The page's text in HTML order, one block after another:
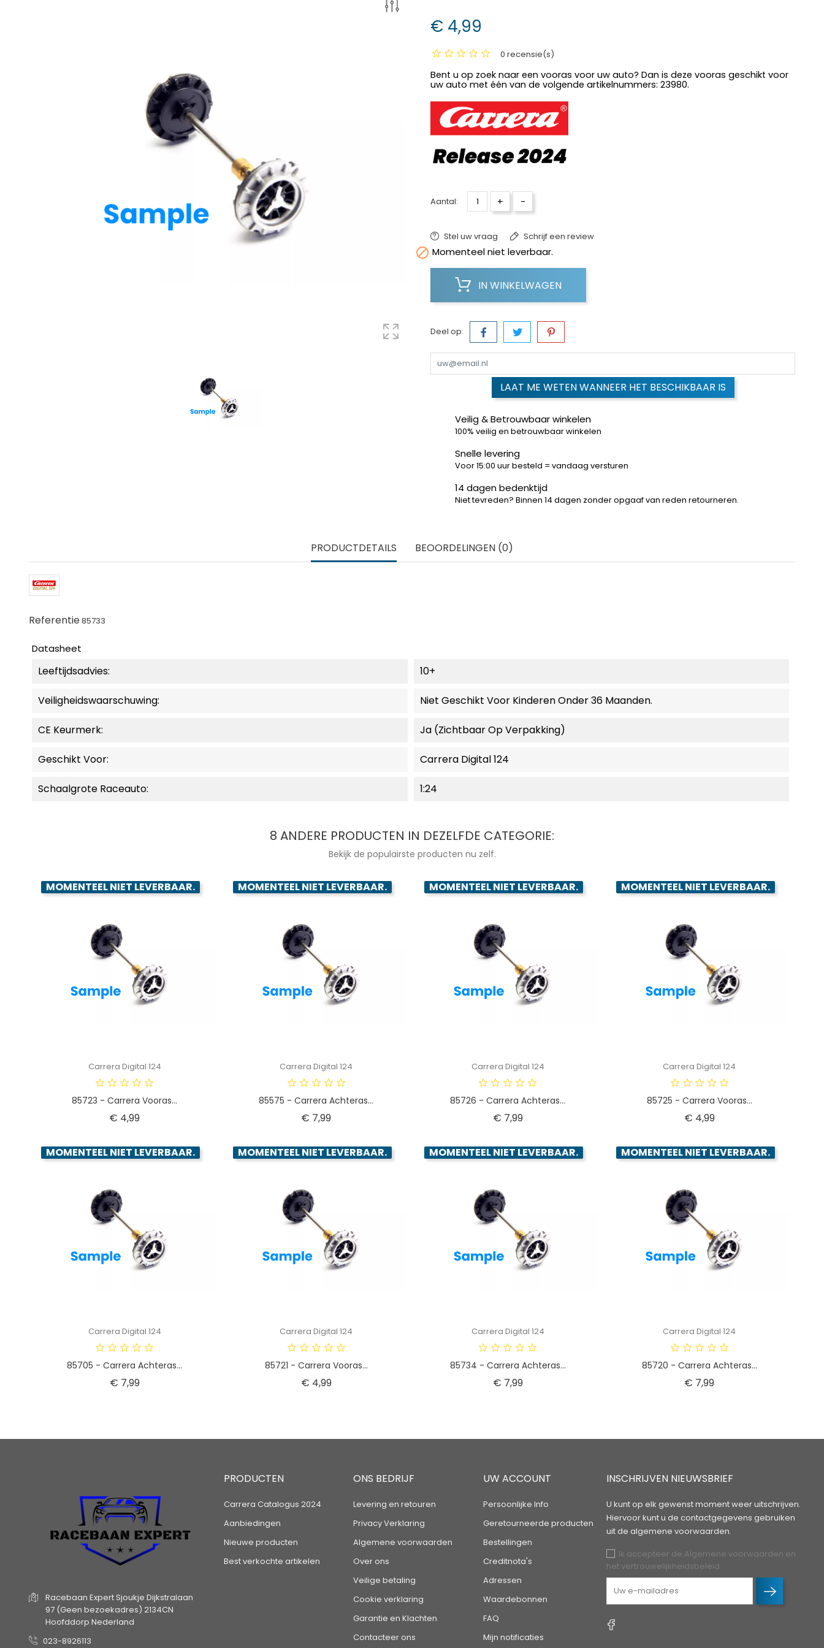
€ 4,99
0 recensie(s)
Bent u op zoek naar een vooras voor uw auto? Dan is deze vooras geschikt voor
uw auto met één van de volgende artikelnummers: 23980.
Aantal: + -
Stel uw vraag Schrijf een review
 Momenteel niet leverbaar.
IN WINKELWAGEN
Deel op:
LAAT ME WETEN WANNEER HET BESCHIKBAAR IS
Veilig & Betrouwbaar winkelen
100% veilig en betrouwbaar winkelen
Snelle levering
Voor 15:00 uur besteld = vandaag versturen
14 dagen bedenktijd
Niet tevreden? Binnen 14 dagen zonder opgaaf van reden retourneren.
PRODUCTDETAILS BEOORDELINGEN (0)
Referentie85733
Datasheet
Leeftijdsadvies: 10+
Veiligheidswaarschuwing: Niet Geschikt Voor Kinderen Onder 36 Maanden.
CE Keurmerk: Ja (zichtbaar Op Verpakking)
Geschikt Voor: Carrera Digital 124
Schaalgrote Raceauto: 1:24
8 ANDERE PRODUCTEN IN DEZELFDE CATEGORIE:
Bekijk de populairste producten nu zelf.
MOMENTEEL NIET LEVERBAAR.
Carrera Digital 124
85723 - Carrera Vooras...
€ 4,99Prijs
MOMENTEEL NIET LEVERBAAR.
Carrera Digital 124
85575 - Carrera Achteras...
€ 7,99Prijs
MOMENTEEL NIET LEVERBAAR.
Carrera Digital 124
85726 - Carrera Achteras...
€ 7,99Prijs
MOMENTEEL NIET LEVERBAAR.
Carrera Digital 124
85725 - Carrera Vooras...
€ 4,99Prijs
MOMENTEEL NIET LEVERBAAR.
Carrera Digital 124
85705 - Carrera Achteras...
€ 7,99Prijs
MOMENTEEL NIET LEVERBAAR.
Carrera Digital 124
85721 - Carrera Vooras...
€ 4,99Prijs
MOMENTEEL NIET LEVERBAAR.
Carrera Digital 124
85734 - Carrera Achteras...
€ 7,99Prijs
MOMENTEEL NIET LEVERBAAR.
Carrera Digital 124
85720 - Carrera Achteras...
€ 7,99Prijs
Racebaan Expert Sjoukje Dijkstralaan
97 (Geen bezoekadres) 2134CN
Hoofddorp Nederland
023-8926113
PRODUCTEN
Carrera Catalogus 2024
Aanbiedingen
Nieuwe producten
Best verkochte artikelen
ONS BEDRIJF
Levering en retouren
Privacy Verklaring
Algemene voorwaarden
Over ons
Veilige betaling
Cookie verklaring
Garantie en Klachten
Contacteer ons
UW ACCOUNT
Persoonlijke Info
Geretourneerde producten
Bestellingen
Creditnota's
Adressen
Waardebonnen
FAQ
Mijn notificaties
INSCHRIJVEN NIEUWSBRIEF
U kunt op elk gewenst moment weer uitschrijven.
Hiervoor kunt u de contactgegevens gebruiken
uit de algemene voorwaarden.
Ik accepteer de Algemene voorwaarden en
het vertrouwelijkheidsbeleid